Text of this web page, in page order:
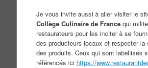
Je vous invite aussi à aller visiter le
Collège Culinaire de Francequi
restaurateurs pour les inciter à se
des producteurs locaux et respecter la
des produits. Ceux qui sont labellisés
référencés ici https://